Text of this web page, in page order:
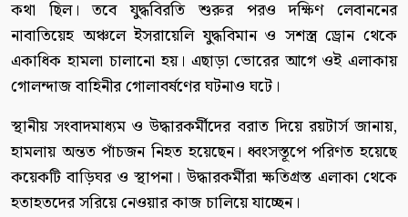
কথা ছিল। তবে যুদ্ধবিরতি শুরুর পরও দক্ষিণ লেবাননের
নাবাতিয়েহ অঞ্চলে ইসরায়েলি যুদ্ধবিমান ও সশস্ত্র ড্রোন থেকে
একাধিক হামলা চালানো হয়। এছাড়া ভোরের আগে ওই এলাকায়
গোলন্দাজ বাহিনীর গোলাবর্ষণের ঘটনাও ঘটে।
স্থানীয় সংবাদমাধ্যম ও উদ্ধারকর্মীদের বরাত দিয়ে রয়টার্স জানায়,
হামলায় অন্তত পাঁচজন নিহত হয়েছেন। ধ্বংসস্তূপে পরিণত হয়েছে
কয়েকটি বাড়িঘর ও স্থাপনা। উদ্ধারকর্মীরা ক্ষতিগ্রস্ত এলাকা থেকে
হতাহতদের সরিয়ে নেওয়ার কাজ চালিয়ে যাচ্ছেন।